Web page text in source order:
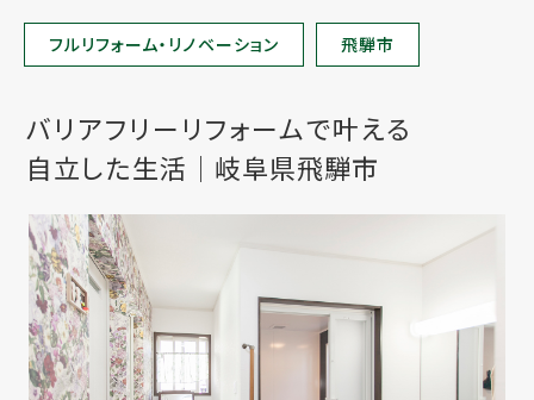
フルリフォーム・リノベーション 飛騨市
バリアフリーリフォームで叶える
自立した生活│岐阜県飛騨市